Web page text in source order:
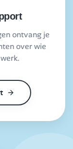
ontvang je
over wie